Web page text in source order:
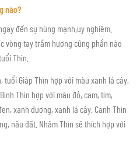
nào?
đến sự hùng mạnh,uy nghiêm.
vòng tay trầm hương cũng phần nào
Thìn.
Giáp Thìn hợp với màu xanh lá cây,
Thìn hợp với màu đỏ, cam, tím,
xanh dương, xanh lá cây. Canh Thìn
nâu đất. Nhâm Thìn sẽ thích hợp với